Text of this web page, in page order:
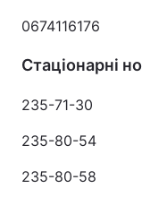
0674116176
Стаціонарні
235-71-30
235-80-54
235-80-58